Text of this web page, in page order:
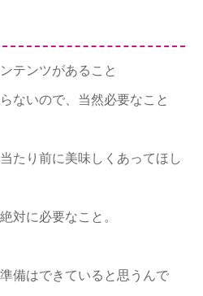
テンツがあること
ないので、当然必要なこと
たり前に美味しくあってほし
対に必要なこと。
備はできていると思うんで